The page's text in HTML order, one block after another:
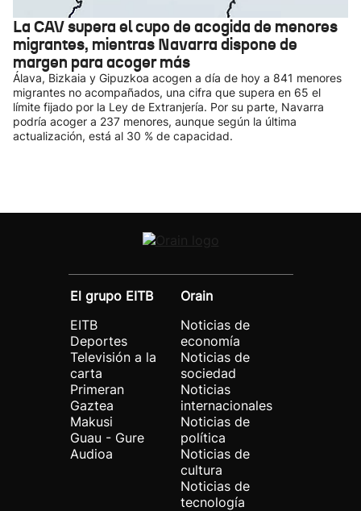
La CAV supera el cupo de acogida de menores
migrantes, mientras Navarra dispone de
margen para acoger más
Álava, Bizkaia y Gipuzkoa acogen a día de hoy a 841 menores
migrantes no acompañados, una cifra que supera en 65 el
límite fijado por la Ley de Extranjería. Por su parte, Navarra
podría acoger a 237 menores, aunque según la última
actualización, está al 30 % de capacidad.
El grupo EITB
EITB
Deportes
Televisión a la
carta
Primeran
Gaztea
Makusi
Guau - Gure
Audioa
Orain
Noticias de
economía
Noticias de
sociedad
Noticias
internacionales
Noticias de
política
Noticias de
cultura
Noticias de
tecnología